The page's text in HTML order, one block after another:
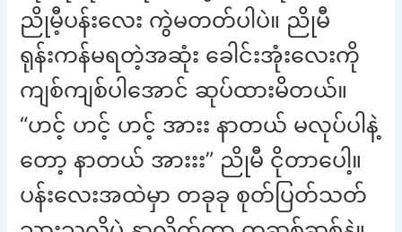
ညိုမီ့ပန်းလေး ကွဲမတတ်ပါပဲ။ ညိုမီ
ရုန်းကန်မရတဲ့အဆုံး ခေါင်းအုံးလေးကို
ကျစ်ကျစ်ပါအောင် ဆုပ်ထားမိတယ်။
“ဟင့် ဟင့် ဟင့် အားး နာတယ် မလုပ်ပါနဲ့
တော့ နာတယ် အားးး” ညိုမီ ငိုတာပေါ့။
ပန်းလေးအထဲမှာ တခုခု စုတ်ပြတ်သတ်